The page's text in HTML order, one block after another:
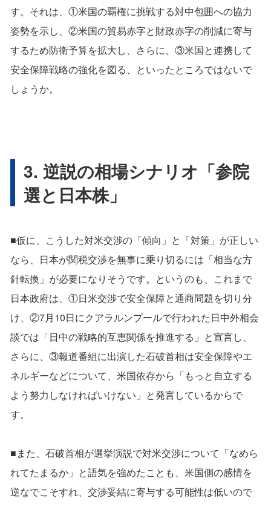
す。それは、①米国の覇権に挑戦する対中包囲への協力
姿勢を示し、②米国の貿易赤字と財政赤字の削減に寄与
するため防衛予算を拡大し、さらに、③米国と連携して
安全保障戦略の強化を図る、といったところではないで
しょうか。
3. 逆説の相場シナリオ「参院
選と日本株」
■仮に、こうした対米交渉の「傾向」と「対策」が正しい
なら、日本が関税交渉を無事に乗り切るには「相当な方
針転換」が必要になりそうです。というのも、これまで
日本政府は、①日米交渉で安全保障と通商問題を切り分
け、②7月10日にクアラルンプールで行われた日中外相会
談では「日中の戦略的互恵関係を推進する」と宣言し、
さらに、③報道番組に出演した石破首相は安全保障やエ
ネルギーなどについて、米国依存から「もっと自立する
よう努力しなければいけない」と発言しているからで
す。
■また、石破首相が選挙演説で対米交渉について「なめら
れてたまるか」と語気を強めたことも、米国側の感情を
逆なでこそすれ、交渉妥結に寄与する可能性は低いので